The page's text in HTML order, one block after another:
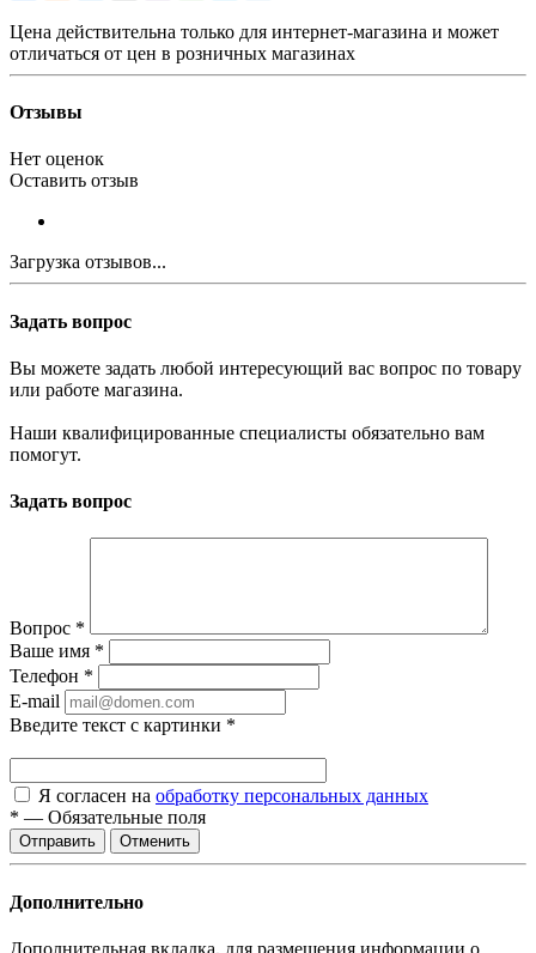
Цена действительна только для интернет-магазина и может
отличаться от цен в розничных магазинах
Отзывы
Нет оценок
Оставить отзыв
Загрузка отзывов...
Задать вопрос
Вы можете задать любой интересующий вас вопрос по товару
или работе магазина.
Наши квалифицированные специалисты обязательно вам
помогут.
Задать вопрос
Вопрос *
Ваше имя *
Телефон *
E-mail
Введите текст с картинки *
Я согласен на обработку персональных данных
* — Обязательные поля
Отменить
Дополнительно
Дополнительная вкладка, для размещения информации о